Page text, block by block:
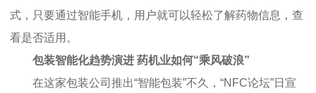
式，只要通过智能手机，用户就可以轻松了解药物信息，查
看是否适用。
包装智能化趋势演进 药机业如何“乘风破浪”
在这家包装公司推出“智能包装”不久，“NFC论坛”日宣